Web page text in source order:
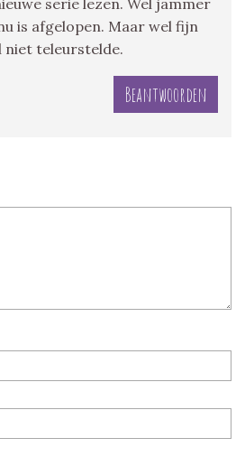
serie lezen. Wel jammer
is afgelopen. Maar wel fijn
niet teleurstelde.
Beantwoorden